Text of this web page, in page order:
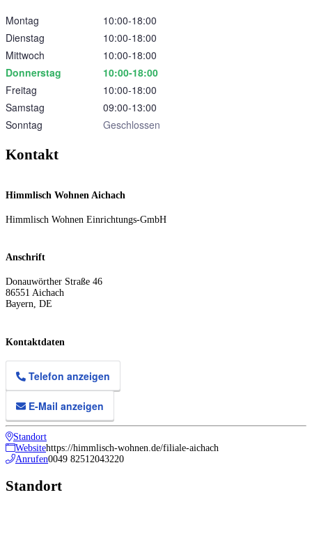
Montag
10:00‑18:00
Dienstag
10:00‑18:00
Mittwoch
10:00‑18:00
Donnerstag
10:00‑18:00
Freitag
10:00‑18:00
Samstag
09:00‑13:00
Sonntag
Geschlossen
Kontakt
Himmlisch Wohnen Aichach
Himmlisch Wohnen Einrichtungs-GmbH
Anschrift
Donauwörther Straße 46
86551 Aichach
Bayern DE
Kontaktdaten
Telefon anzeigen
E-Mail anzeigen
Standort
Websitehttps://himmlisch-wohnen.de/filiale-aichach
Anrufen0049 82512043220
Standort